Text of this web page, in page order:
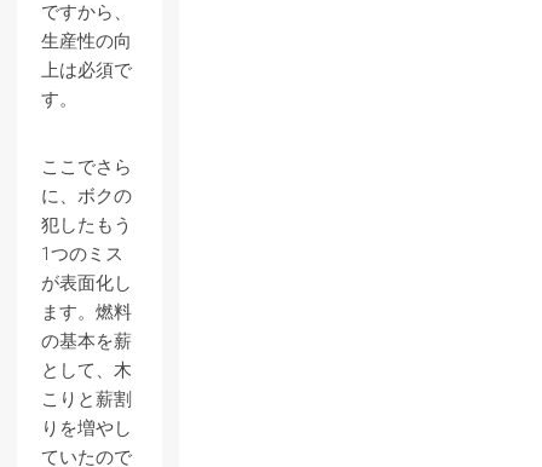
ですから、
生産性の向
上は必須で
す。
ここでさら
に、ボクの
犯したもう
1つのミス
が表面化し
ます。燃料
の基本を薪
として、木
こりと薪割
りを増やし
ていたので